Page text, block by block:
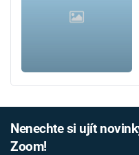
Nenechte si ujít
Zoom!